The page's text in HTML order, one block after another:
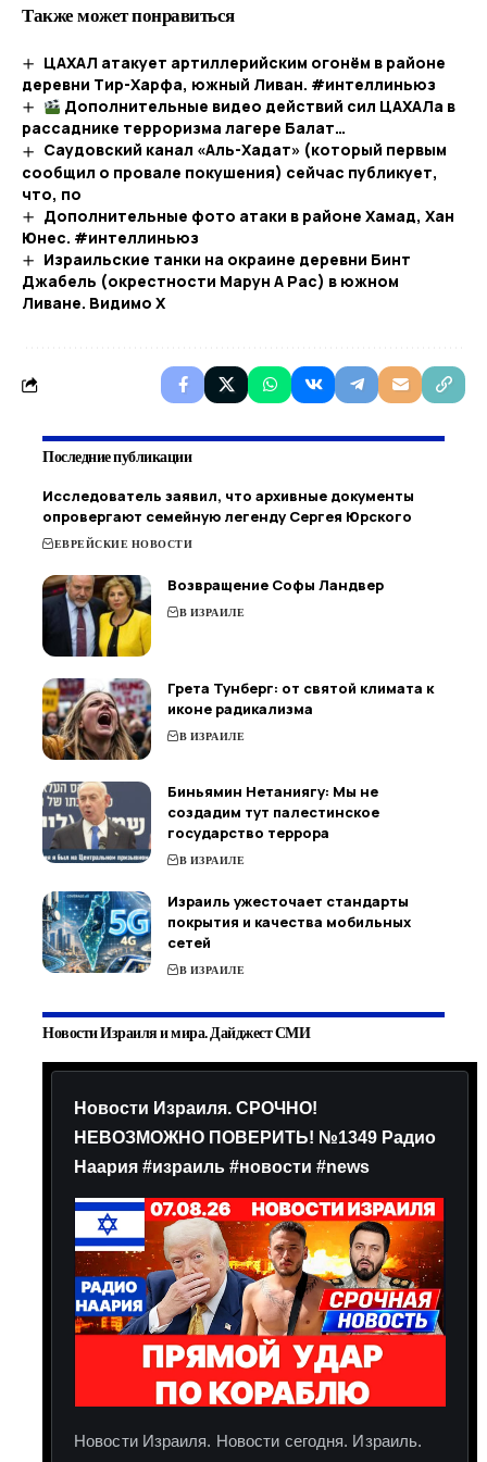
Также может понравиться
ЦАХАЛ атакует артиллерийским огонём в районе
деревни Тир-Харфа, южный Ливан. #интеллиньюз
Дополнительные видео действий сил ЦАХАЛа в
рассаднике терроризма лагере Балат…​
Саудовский канал «Аль-Хадат» (который первым
сообщил о провале покушения) сейчас публикует,
что, по
Дополнительные фото атаки в районе Хамад, Хан
Юнес. #интеллиньюз
Израильские танки на окраине деревни Бинт
Джабель (окрестности Марун А Рас) в южном
Ливане. Видимо Х
Последние публикации
Исследователь заявил, что архивные документы
опровергают семейную легенду Сергея Юрского
ЕВРЕЙСКИЕ НОВОСТИ
Возвращение Софы Ландвер
В ИЗРАИЛЕ
Грета Тунберг: от святой климата к
иконе радикализма
В ИЗРАИЛЕ
Биньямин Нетаниягу: Мы не
создадим тут палестинское
государство террора
В ИЗРАИЛЕ
Израиль ужесточает стандарты
покрытия и качества мобильных
сетей
В ИЗРАИЛЕ
Новости Израиля и мира. Дайджест СМИ